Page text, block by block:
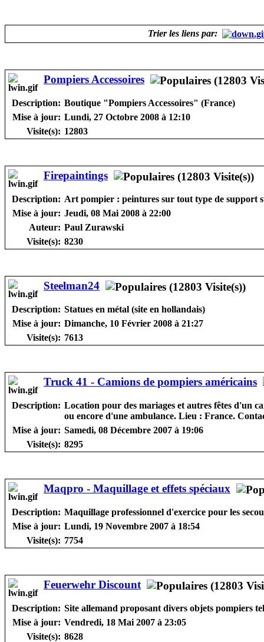
Trier les liens par:
Pompiers Accessoires
Description: Boutique "Pompiers Accessoires" (France)
Mise à jour: Lundi, 27 Octobre 2008 à 12:10
Visite(s): 12803
Firepaintings
Description: Art pompier : peintures sur tout type de support
Mise à jour: Jeudi, 08 Mai 2008 à 22:00
Auteur: Paul Zurawski
Visite(s): 8230
Steelman24
Description: Statues en métal (site en hollandais)
Mise à jour: Dimanche, 10 Février 2008 à 21:27
Visite(s): 7613
Truck 41 - Camions de pompiers américains
Description: Location pour des mariages et autres fêtes d'un
ou encore d'une ambulance. Lieu : France.
Mise à jour: Samedi, 08 Décembre 2007 à 19:06
Visite(s): 8295
Maqpro - Maquillage et effets spéciaux
Description: Maquillage professionnel d'exercice pour les
Mise à jour: Lundi, 19 Novembre 2007 à 18:54
Visite(s): 7754
Feuerwehr Discount
Description: Site allemand proposant divers objets pompiers
Mise à jour: Vendredi, 18 Mai 2007 à 23:05
Visite(s): 8628